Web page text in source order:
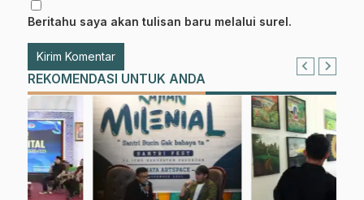
Beritahu saya akan tulisan baru melalui surel.
REKOMENDASI UNTUK ANDA